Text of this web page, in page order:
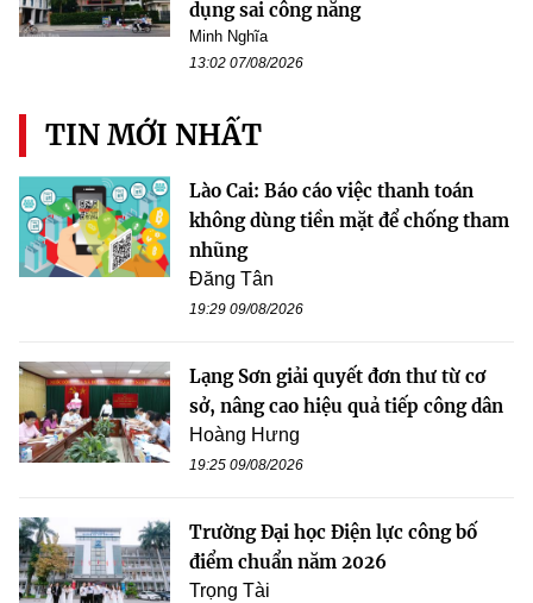
dụng sai công năng
Minh Nghĩa
13:02 07/08/2026
TIN MỚI NHẤT
Lào Cai: Báo cáo việc thanh toán
không dùng tiền mặt để chống tham
nhũng
Đăng Tân
19:29 09/08/2026
Lạng Sơn giải quyết đơn thư từ cơ
sở, nâng cao hiệu quả tiếp công dân
Hoàng Hưng
19:25 09/08/2026
Trường Đại học Điện lực công bố
điểm chuẩn năm 2026
Trọng Tài